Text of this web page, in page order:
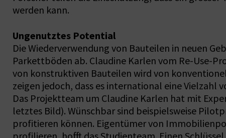
werden kann.
Ungenutztes Potential
Die Wiederverwendung von Bauteilen in neuen
Parkettböden ab. Claudine Karlen vom Re-Use-
von konstruktiven Bauteilen wird von
zeigen jedoch, dass es international eine Vielzahl
Das Projektteam um Claudine Karlen hat mit
letztes Bild). Wünschbar sind beispielsweise
profitieren können. Eigentümer von